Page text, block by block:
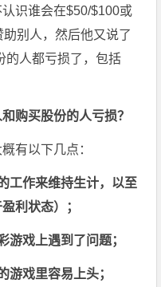
识谁会在$50/$100或
别人，然后他又说了
的人都亏损了，包括
购买股份的人亏损？
有以下几点：
工作来维持生计，以至
利状态）；
游戏上遇到了问题；
游戏里容易上头；